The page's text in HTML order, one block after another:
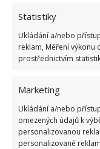
Statistiky
Ukládání a/nebo
reklam, Měření výkonu
prostřednictvím
Marketing
Ukládání a/nebo
omezených údajů k
personalizovanou
personalizované